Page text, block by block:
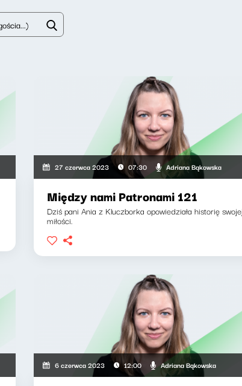
27 czerwca 2023 07:30 Adriana Bąkowska
Między nami Patronami 121
Dziś pani Ania z Kluczborka opowiedziała historię swojej
miłości.
6 czerwca 2023 12:00 Adriana Bąkowska